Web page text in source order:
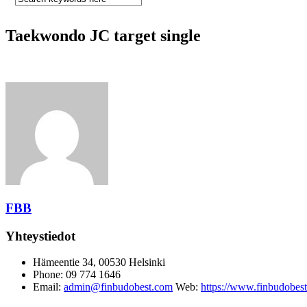
Taekwondo JC target single
FBB
Yhteystiedot
Hämeentie 34, 00530 Helsinki
Phone: 09 774 1646
Email: admin@finbudobest.com Web: https://